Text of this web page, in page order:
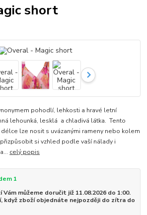
short
pohodlí, lehkosti a hravé letní
lehounká, lesklá a chladivá látka. Tento
lze nosit s uvázanými rameny nebo kolem
si vzhled podle vaší nálady i
celý popis
1
Vám můžeme doručit již 11.08.2026 do 1:00.
když zboží objednáte nejpozději do zítra do